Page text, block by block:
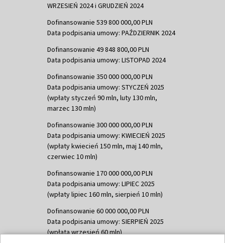
WRZESIEŃ 2024 i GRUDZIEŃ 2024
Dofinansowanie 539 800 000,00 PLN
Data podpisania umowy: PAŹDZIERNIK 2024
Dofinansowanie 49 848 800,00 PLN
Data podpisania umowy: LISTOPAD 2024
Dofinansowanie 350 000 000,00 PLN
Data podpisania umowy: STYCZEŃ 2025
(wpłaty styczeń 90 mln, luty 130 mln,
marzec 130 mln)
Dofinansowanie 300 000 000,00 PLN
Data podpisania umowy: KWIECIEŃ 2025
(wpłaty kwiecień 150 mln, maj 140 mln,
czerwiec 10 mln)
Dofinansowanie 170 000 000,00 PLN
Data podpisania umowy: LIPIEC 2025
(wpłaty lipiec 160 mln, sierpień 10 mln)
Dofinansowanie 60 000 000,00 PLN
Data podpisania umowy: SIERPIEŃ 2025
(wpłata wrzesień 60 mln)